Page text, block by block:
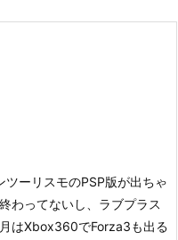
ツーリスモのPSP版が出ちゃ
わってないし、ラブプラス
はXbox360でForza3も出る